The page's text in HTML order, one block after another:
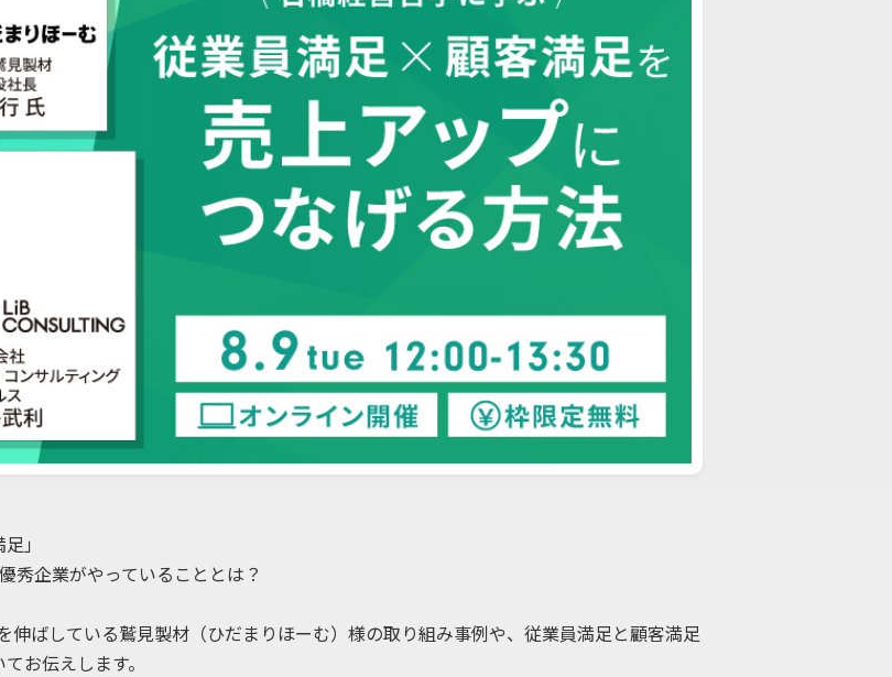
」
秀企業がやっていることとは？
伸ばしている鷲見製材（ひだまりほーむ）様の取り組み事例や、従業員満足と顧客満足
お伝えします。